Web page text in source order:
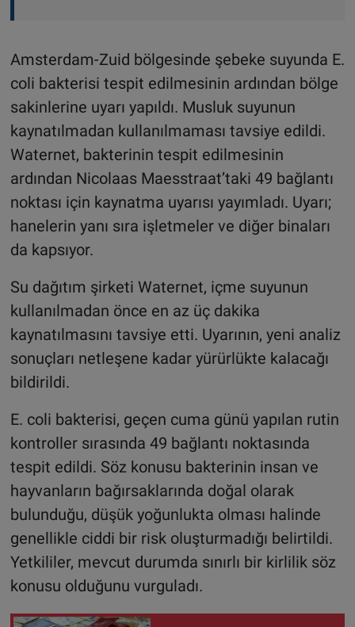
Amsterdam-Zuid bölgesinde şebeke suyunda E.
coli bakterisi tespit edilmesinin ardından bölge
sakinlerine uyarı yapıldı. Musluk suyunun
kaynatılmadan kullanılmaması tavsiye edildi.
Waternet, bakterinin tespit edilmesinin
ardından Nicolaas Maesstraat’taki 49 bağlantı
noktası için kaynatma uyarısı yayımladı. Uyarı;
hanelerin yanı sıra işletmeler ve diğer binaları
da kapsıyor.
Su dağıtım şirketi Waternet, içme suyunun
kullanılmadan önce en az üç dakika
kaynatılmasını tavsiye etti. Uyarının, yeni analiz
sonuçları netleşene kadar yürürlükte kalacağı
bildirildi.
E. coli bakterisi, geçen cuma günü yapılan rutin
kontroller sırasında 49 bağlantı noktasında
tespit edildi. Söz konusu bakterinin insan ve
hayvanların bağırsaklarında doğal olarak
bulunduğu, düşük yoğunlukta olması halinde
genellikle ciddi bir risk oluşturmadığı belirtildi.
Yetkililer, mevcut durumda sınırlı bir kirlilik söz
konusu olduğunu vurguladı.